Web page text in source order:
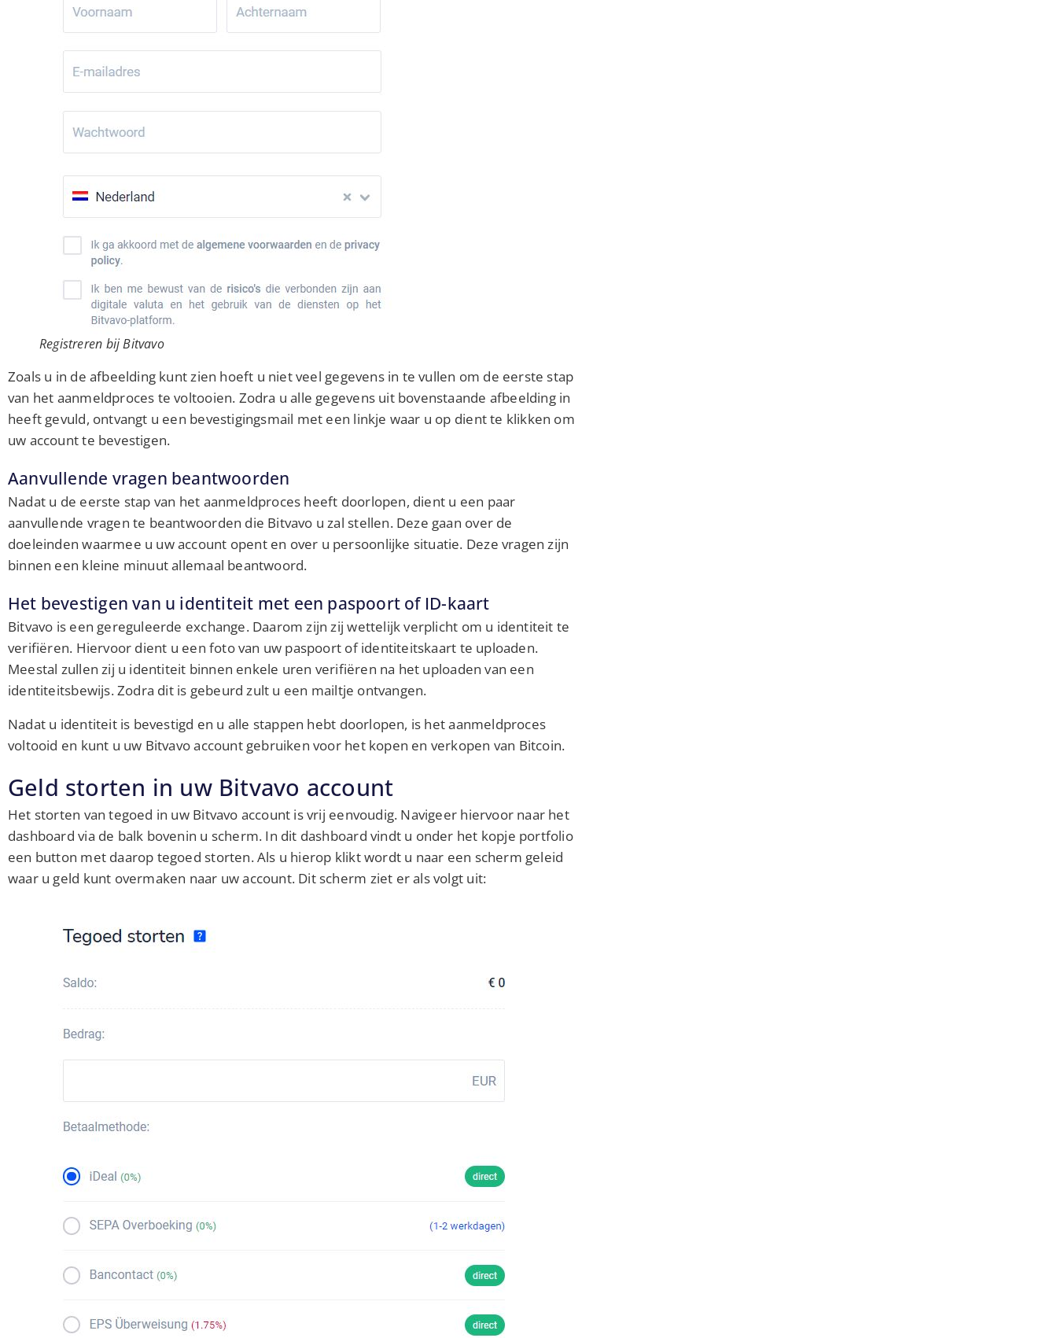
Registreren bij Bitvavo
Zoals u in de afbeelding kunt zien hoeft u niet veel gegevens in te vullen om de eerste stap
van het aanmeldproces te voltooien. Zodra u alle gegevens uit bovenstaande afbeelding in
heeft gevuld, ontvangt u een bevestigingsmail met een linkje waar u op dient te klikken om
uw account te bevestigen.
Aanvullende vragen beantwoorden
Nadat u de eerste stap van het aanmeldproces heeft doorlopen, dient u een paar
aanvullende vragen te beantwoorden die Bitvavo u zal stellen. Deze gaan over de
doeleinden waarmee u uw account opent en over u persoonlijke situatie. Deze vragen zijn
binnen een kleine minuut allemaal beantwoord.
Het bevestigen van u identiteit met een paspoort of ID-kaart
Bitvavo is een gereguleerde exchange. Daarom zijn zij wettelijk verplicht om u identiteit te
verifiëren. Hiervoor dient u een foto van uw paspoort of identiteitskaart te uploaden.
Meestal zullen zij u identiteit binnen enkele uren verifiëren na het uploaden van een
identiteitsbewijs. Zodra dit is gebeurd zult u een mailtje ontvangen.
Nadat u identiteit is bevestigd en u alle stappen hebt doorlopen, is het aanmeldproces
voltooid en kunt u uw Bitvavo account gebruiken voor het kopen en verkopen van Bitcoin.
Geld storten in uw Bitvavo account
Het storten van tegoed in uw Bitvavo account is vrij eenvoudig. Navigeer hiervoor naar het
dashboard via de balk bovenin u scherm. In dit dashboard vindt u onder het kopje portfolio
een button met daarop tegoed storten. Als u hierop klikt wordt u naar een scherm geleid
waar u geld kunt overmaken naar uw account. Dit scherm ziet er als volgt uit: